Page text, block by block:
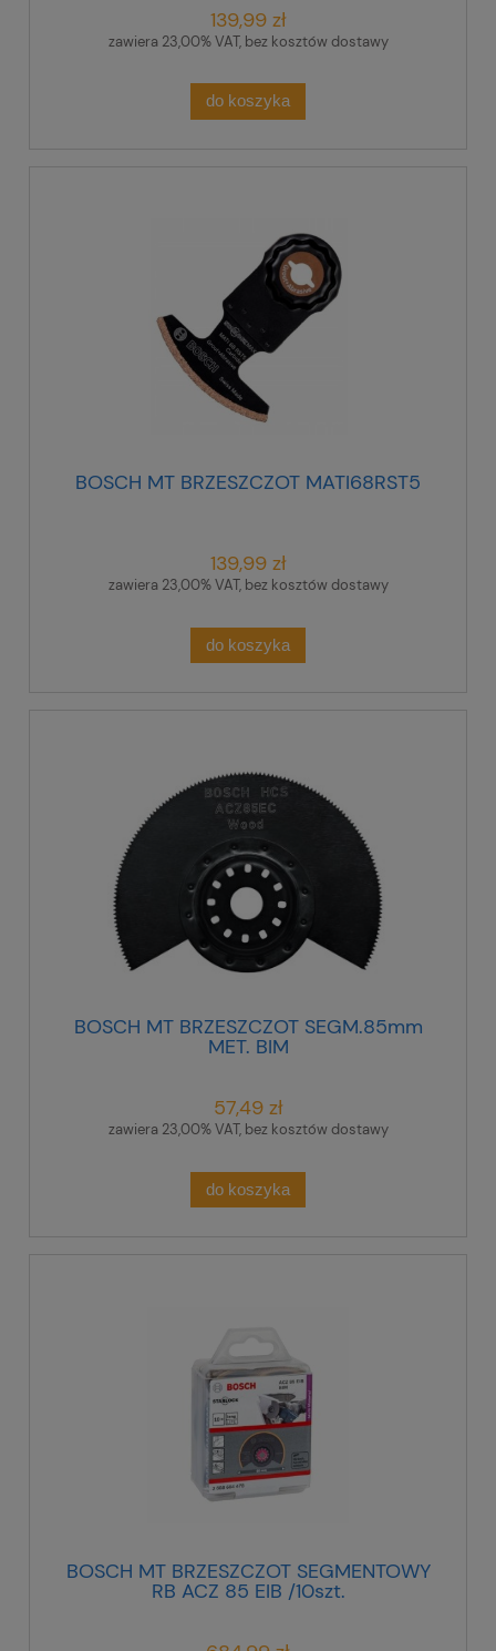
139,99 zł
zawiera 23,00% VAT, bez kosztów dostawy
do koszyka
BOSCH MT BRZESZCZOT MATI68RST5
139,99 zł
zawiera 23,00% VAT, bez kosztów dostawy
do koszyka
BOSCH MT BRZESZCZOT SEGM.85mm
MET. BIM
57,49 zł
zawiera 23,00% VAT, bez kosztów dostawy
do koszyka
BOSCH MT BRZESZCZOT SEGMENTOWY
RB ACZ 85 EIB /10szt.